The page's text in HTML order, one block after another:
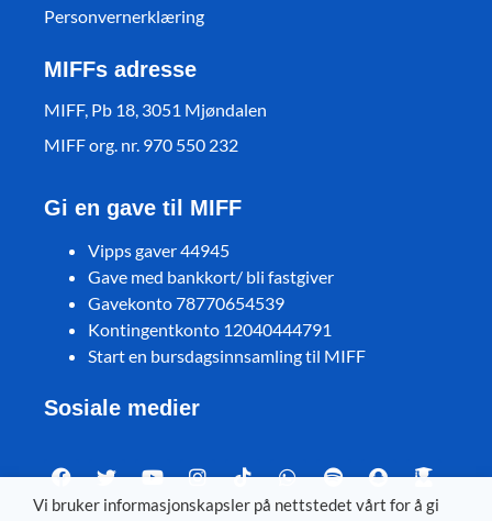
Personvernerklæring
MIFFs adresse
MIFF, Pb 18, 3051 Mjøndalen
MIFF org. nr. 970 550 232
Gi en gave til MIFF
Vipps gaver 44945
Gave med bankkort/ bli fastgiver
Gavekonto 78770654539
Kontingentkonto 12040444791
Start en bursdagsinnsamling til MIFF
Sosiale medier
Vi bruker informasjonskapsler på nettstedet vårt for å gi